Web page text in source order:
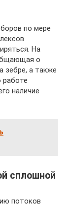
по мере
На
о
зебре, а также
наличие
сплошной
потоков